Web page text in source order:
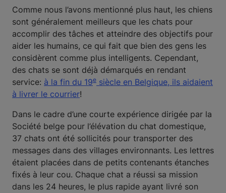
Comme nous l’avons mentionné plus haut, les chiens
sont généralement meilleurs que les chats pour
accomplir des tâches et atteindre des objectifs pour
aider les humains, ce qui fait que bien des gens les
considèrent comme plus intelligents. Cependant,
des chats se sont déjà démarqués en rendant
service: à la fin du 19e siècle en Belgique, ils aidaient
à livrer le courrier!
Dans le cadre d’une courte expérience dirigée par la
Société belge pour l’élévation du chat domestique,
37 chats ont été sollicités pour transporter des
messages dans des villages environnants. Les lettres
étaient placées dans de petits contenants étanches
fixés à leur cou. Chaque chat a réussi sa mission
dans les 24 heures, le plus rapide ayant livré son